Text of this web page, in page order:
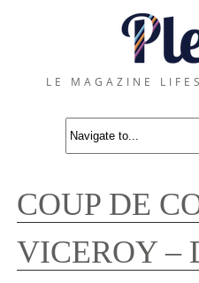
LE MAGAZINE
COUP DE
VICEROY –